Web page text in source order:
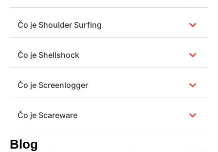
Čo je Shoulder Surfing
Čo je Shellshock
Čo je Screenlogger
Čo je Scareware
Blog